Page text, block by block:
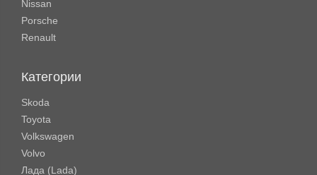
Nissan
Porsche
Renault
Категории
Skoda
Toyota
Volkswagen
Volvo
Лада (Lada)